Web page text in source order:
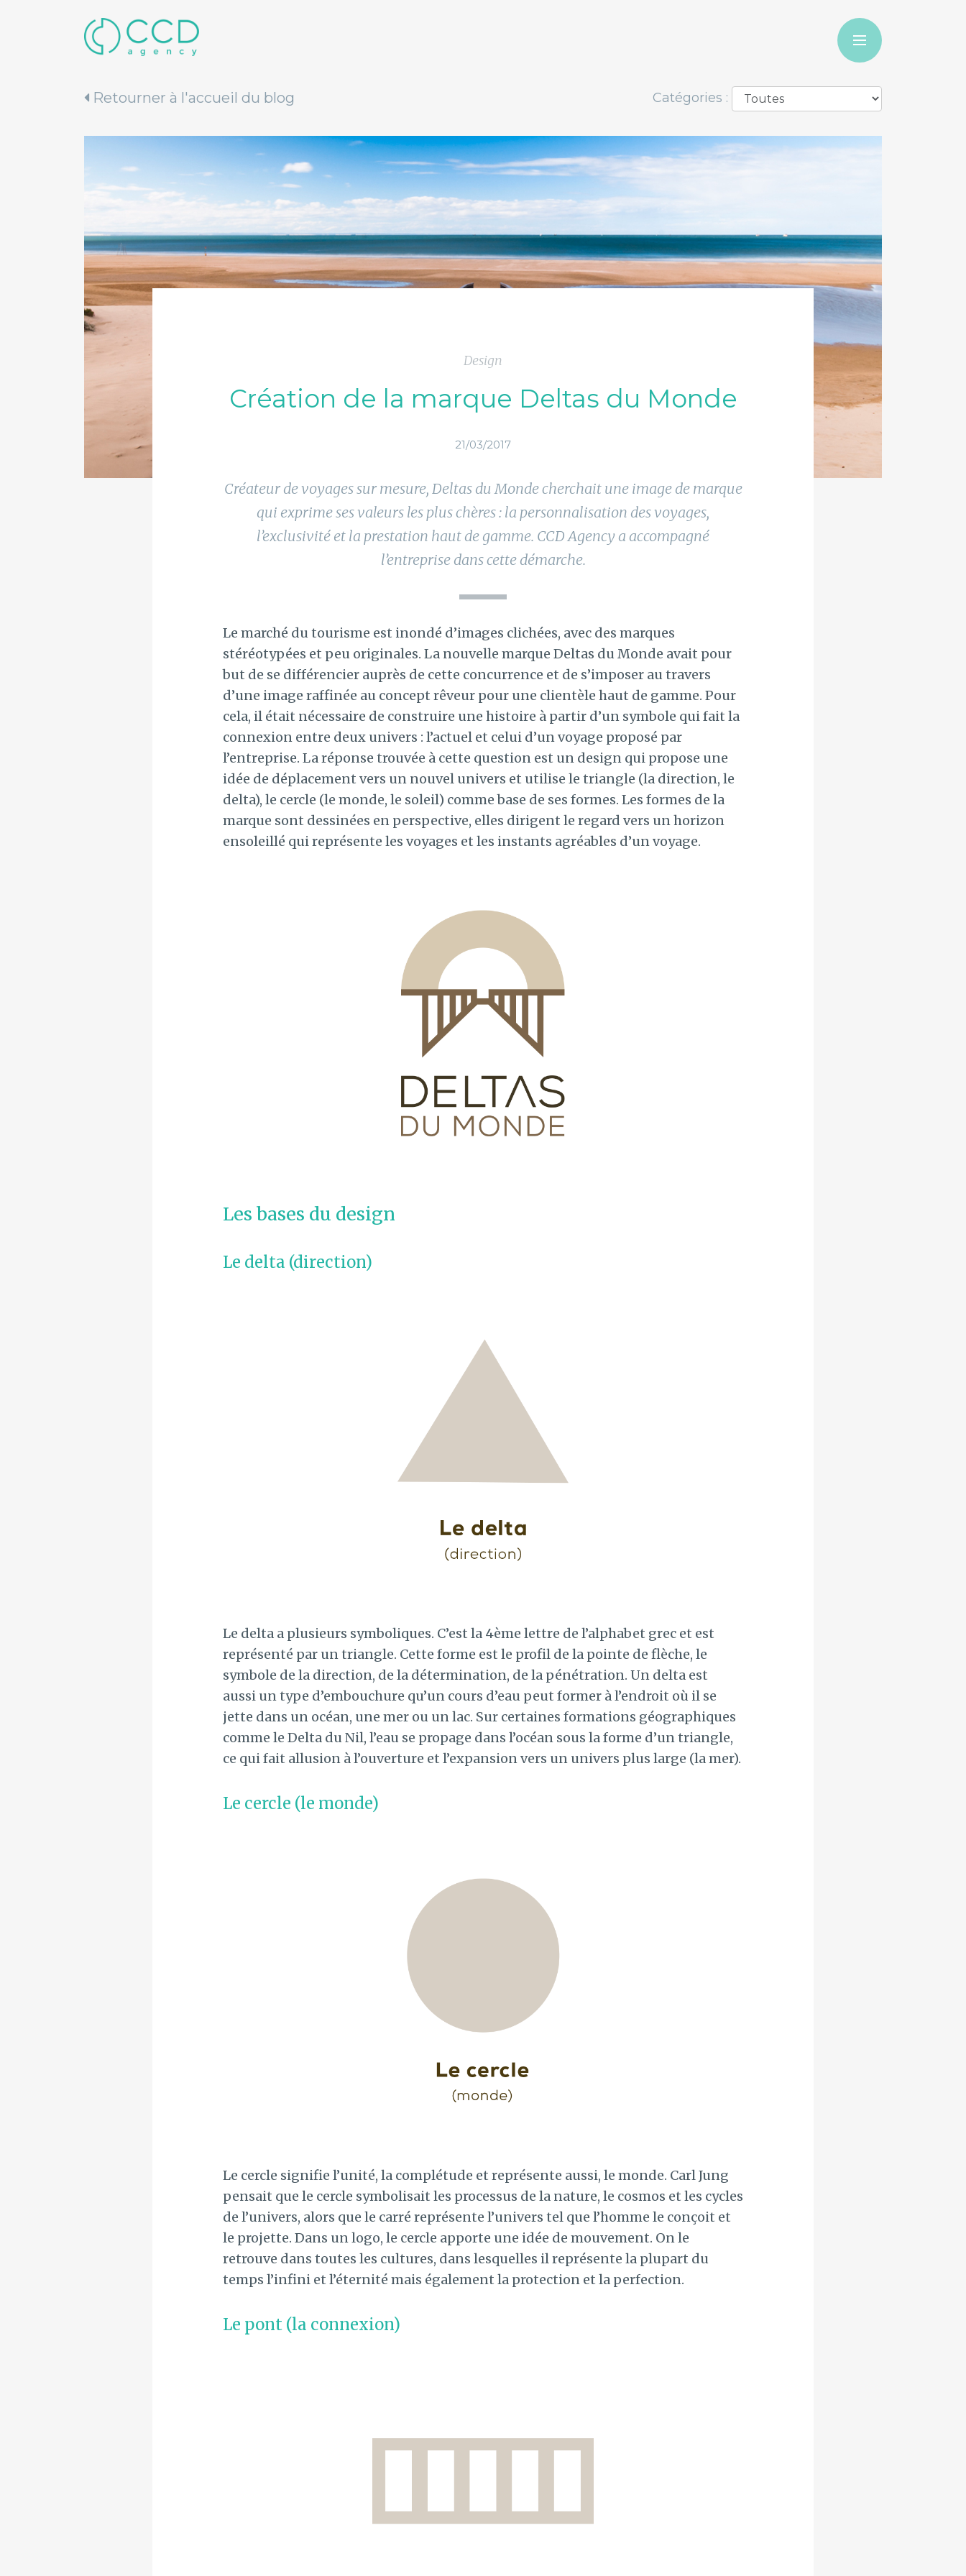
Retourner à l'accueil du blog Catégories :
Design
Création de la marque Deltas du Monde
21/03/2017
Créateur de voyages sur mesure, Deltas du Monde cherchait une image de marque
qui exprime ses valeurs les plus chères : la personnalisation des voyages,
l’exclusivité et la prestation haut de gamme. CCD Agency a accompagné
l’entreprise dans cette démarche.
Le marché du tourisme est inondé d’images clichées, avec des marques
stéréotypées et peu originales. La nouvelle marque Deltas du Monde avait pour
but de se différencier auprès de cette concurrence et de s’imposer au travers
d’une image raffinée au concept rêveur pour une clientèle haut de gamme. Pour
cela, il était nécessaire de construire une histoire à partir d’un symbole qui fait la
connexion entre deux univers : l’actuel et celui d’un voyage proposé par
l’entreprise. La réponse trouvée à cette question est un design qui propose une
idée de déplacement vers un nouvel univers et utilise le triangle (la direction, le
delta), le cercle (le monde, le soleil) comme base de ses formes. Les formes de la
marque sont dessinées en perspective, elles dirigent le regard vers un horizon
ensoleillé qui représente les voyages et les instants agréables d’un voyage.
Les bases du design
Le delta (direction)
Le delta a plusieurs symboliques. C’est la 4ème lettre de l’alphabet grec et est
représenté par un triangle. Cette forme est le profil de la pointe de flèche, le
symbole de la direction, de la détermination, de la pénétration. Un delta est
aussi un type d’embouchure qu’un cours d’eau peut former à l’endroit où il se
jette dans un océan, une mer ou un lac. Sur certaines formations géographiques
comme le Delta du Nil, l’eau se propage dans l’océan sous la forme d’un triangle,
ce qui fait allusion à l’ouverture et l’expansion vers un univers plus large (la mer).
Le cercle (le monde)
Le cercle signifie l’unité, la complétude et représente aussi, le monde. Carl Jung
pensait que le cercle symbolisait les processus de la nature, le cosmos et les cycles
de l’univers, alors que le carré représente l’univers tel que l’homme le conçoit et
le projette. Dans un logo, le cercle apporte une idée de mouvement. On le
retrouve dans toutes les cultures, dans lesquelles il représente la plupart du
temps l’infini et l’éternité mais également la protection et la perfection.
Le pont (la connexion)